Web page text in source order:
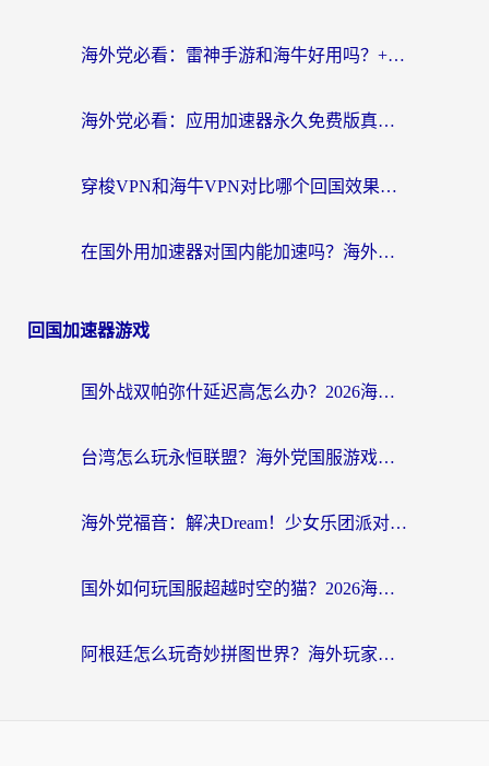
海外党必看：雷神手游和海牛好用吗？+3款热门加速器实测对比，附番茄加速器无缝回国指南
海外党必看：应用加速器永久免费版真的存在吗？教你选对回国加速器无缝刷国内资源
穿梭VPN和海牛VPN对比哪个回国效果更好？海外华人亲测3款热门加速器+避坑指南
在国外用加速器对国内能加速吗？海外党亲测有效的无缝访问指南
回国加速器游戏
国外战双帕弥什延迟高怎么办？2026海外畅玩国服游戏终极指南（附实测工具推荐）
台湾怎么玩永恒联盟？海外党国服游戏加速器选择全攻略（附3大热门游戏实测）
海外党福音：解决Dream！少女乐团派对！国外延迟的实用指南，附北美英国游戏加速方案
国外如何玩国服超越时空的猫？2026海外党必看的加速器选择指南
阿根廷怎么玩奇妙拼图世界？海外玩家国服游戏加速全攻略（附帕斯卡契约战舰少女解决方案）